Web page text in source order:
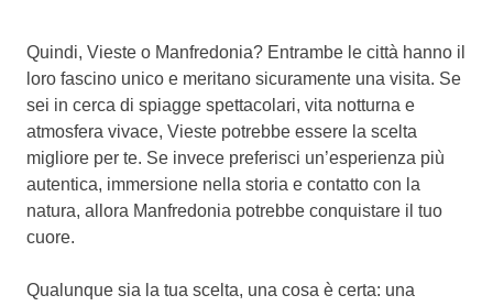
Quindi, Vieste o Manfredonia? Entrambe le città hanno il
loro fascino unico e meritano sicuramente una visita. Se
sei in cerca di spiagge spettacolari, vita notturna e
atmosfera vivace, Vieste potrebbe essere la scelta
migliore per te. Se invece preferisci un’esperienza più
autentica, immersione nella storia e contatto con la
natura, allora Manfredonia potrebbe conquistare il tuo
cuore.
Qualunque sia la tua scelta, una cosa è certa: una